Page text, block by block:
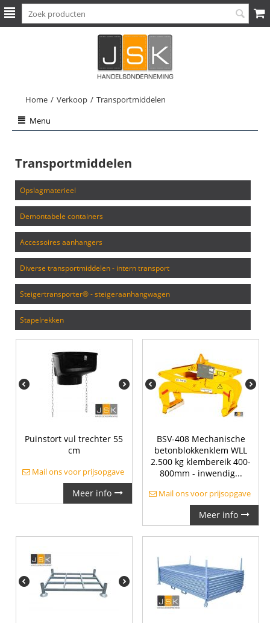
Home / Verkoop / Transportmiddelen
Menu
Transportmiddelen
opslagmaterieel
demontabele containers
accessoires aanhangers
diverse transportmiddelen - intern transport
steigertransporter® - steigeraanhangwagen
stapelrekken
Puinstort vul trechter 55
cm
Mail ons voor prijsopgave
Meer info
BSV-408 Mechanische
betonblokkenklem WLL
2.500 kg klembereik 400-
800mm - inwendig...
Mail ons voor prijsopgave
Meer info